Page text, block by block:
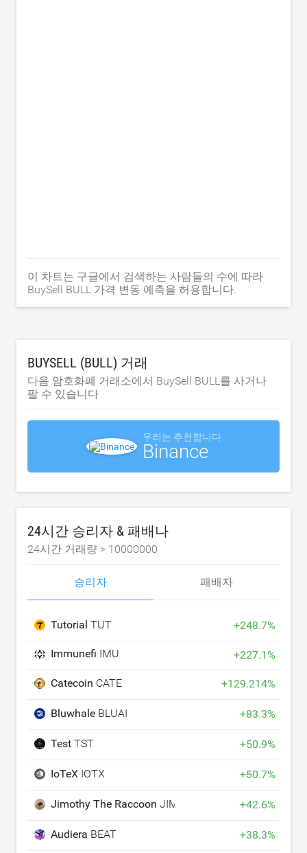
이 차트는 구글에서 검색하는 사람들의 수에 따라
BuySell BULL 가격 변동 예측을 허용합니다.
BUYSELL (BULL) 거래
다음 암호화폐 거래소에서 BuySell BULL를 사거나
팔 수 있습니다
우리는 추천합니다
Binance
24시간 승리자 & 패배나
24시간 거래량 > 10000000
승리자 패배자
Tutorial TUT +248.7%
Immunefi IMU +227.1%
Catecoin CATE +129.214%
Bluwhale BLUAI +83.3%
Test TST +50.9%
IoTeX IOTX +50.7%
Jimothy The Raccoon JIMOTHY +42.6%
Audiera BEAT +38.3%